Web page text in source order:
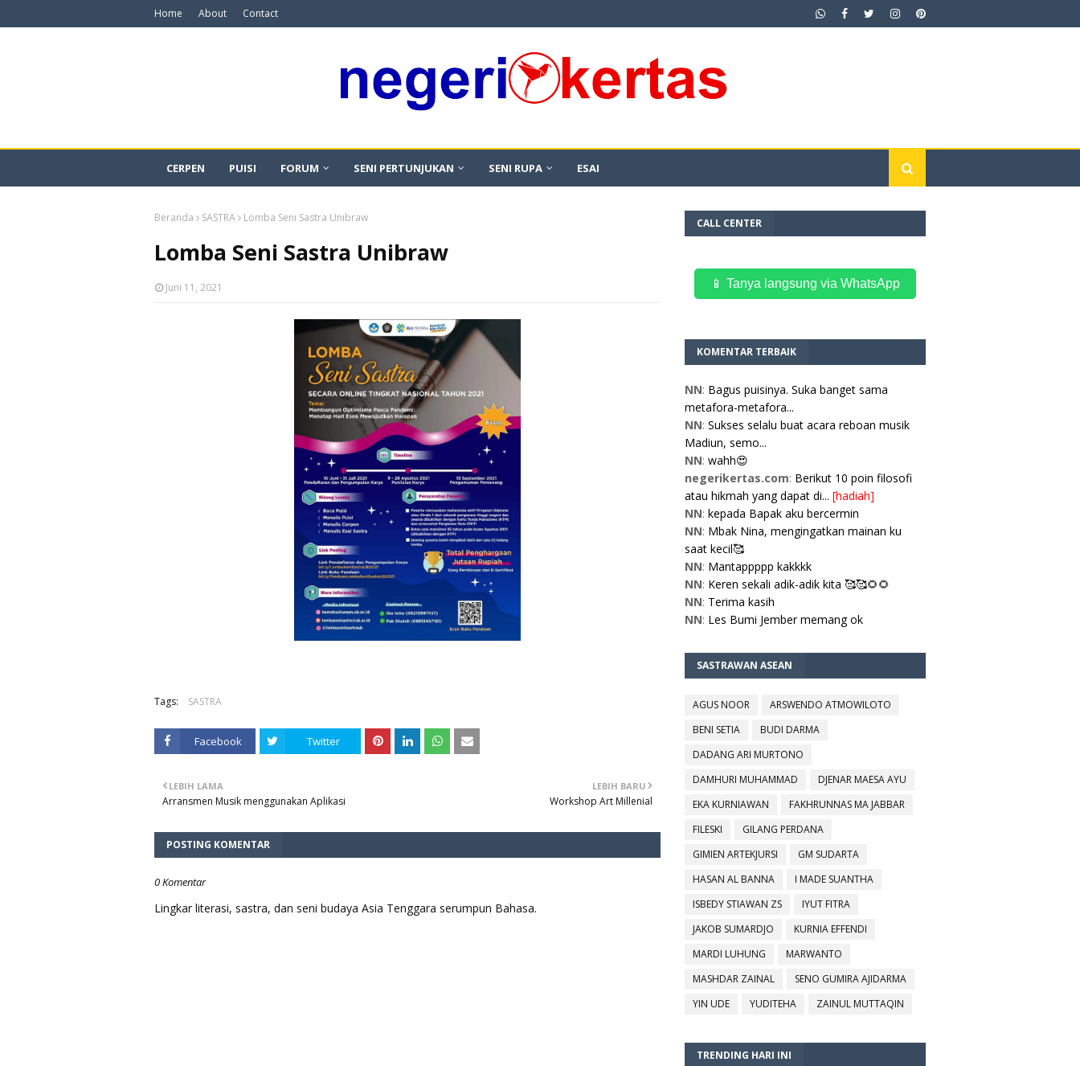
Home About Contact
CERPEN PUISI FORUM SENI PERTUNJUKAN SENI RUPA ESAI
Beranda SASTRA Lomba Seni Sastra Unibraw
Lomba Seni Sastra Unibraw
Juni 11, 2021
Tags: SASTRA
Facebook Twitter
LEBIH BARU
Workshop Art Millenial
LEBIH LAMA
Arransmen Musik menggunakan Aplikasi
POSTING KOMENTAR
0 Komentar
Lingkar literasi, sastra, dan seni budaya Asia Tenggara serumpun Bahasa.
CALL CENTER
📱 Tanya langsung via WhatsApp
KOMENTAR TERBAIK
NN: Bagus puisinya. Suka banget sama
metafora-metafora...
NN: Sukses selalu buat acara reboan musik
Madiun, semo...
NN: wahh😍
negerikertas.com: Berikut 10 poin filosofi
atau hikmah yang dapat di... [hadiah]
NN: kepada Bapak aku bercermin
NN: Mbak Nina, mengingatkan mainan ku
saat kecil🥰
NN: Mantappppp kakkkk
NN: Keren sekali adik-adik kita 🥰🥰🌻🌻
NN: Terima kasih
NN: Les Bumi Jember memang ok
SASTRAWAN ASEAN
AGUS NOOR
ARSWENDO ATMOWILOTO
BENI SETIA
BUDI DARMA
DADANG ARI MURTONO
DAMHURI MUHAMMAD
DJENAR MAESA AYU
EKA KURNIAWAN
FAKHRUNNAS MA JABBAR
FILESKI
GILANG PERDANA
GIMIEN ARTEKJURSI
GM SUDARTA
HASAN AL BANNA
I MADE SUANTHA
ISBEDY STIAWAN ZS
IYUT FITRA
JAKOB SUMARDJO
KURNIA EFFENDI
MARDI LUHUNG
MARWANTO
MASHDAR ZAINAL
SENO GUMIRA AJIDARMA
YIN UDE
YUDITEHA ZAINUL MUTTAQIN
TRENDING HARI INI